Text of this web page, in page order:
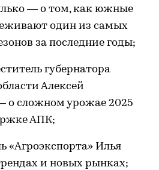
— о том, как южные
один из самых
за последние годы;
губернатора
Алексей
о сложном урожае 2025
АПК;
«Агроэкспорта» Илья
и новых рынках;